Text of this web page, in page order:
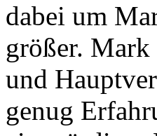
dabei um
größer.
und
genug